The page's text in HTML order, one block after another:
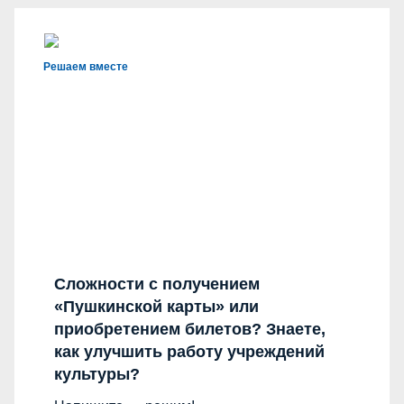
Решаем вместе
Сложности с получением
«Пушкинской карты» или
приобретением билетов? Знаете,
как улучшить работу учреждений
культуры?